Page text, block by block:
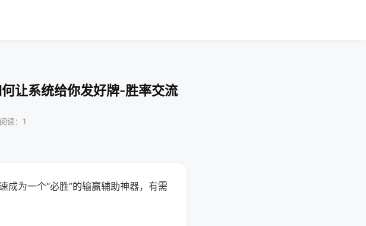
让系统给你发好牌-胜率交流
读：1
成为一个“必胜”的输赢辅助神器，有需